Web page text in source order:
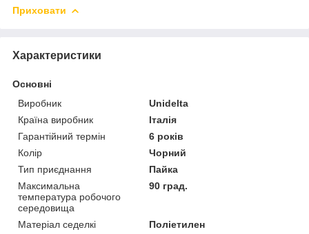
Приховати
Характеристики
Основні
Виробник
Unidelta
Країна виробник
Італія
Гарантійний термін
6 років
Колір
Чорний
Тип приєднання
Пайка
Максимальна
температура робочого
середовища
90 град.
Матеріал седелкі
Поліетилен